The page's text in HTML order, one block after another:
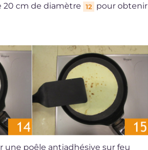
cm de diamètre
12
pour obtenir
une poêle antiadhésive sur feu